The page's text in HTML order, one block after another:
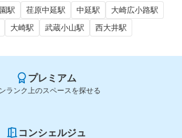
駅 荏原中延駅 中延駅
大崎広小路駅
大崎駅 武蔵小山駅 西大井駅
プレミアム
ランク上のスペースを探せる
コンシェルジュ